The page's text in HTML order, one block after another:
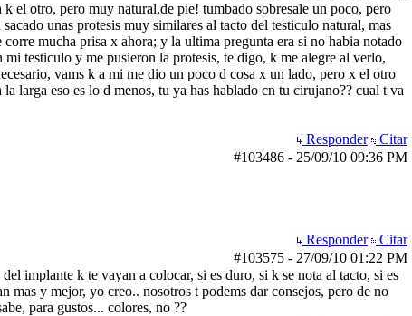
el otro, pero muy natural,de pie! tumbado sobresale un poco, pero
unas protesis muy similares al tacto del testiculo natural, mas
mucha prisa x ahora; y la ultima pregunta era si no habia notado
testiculo y me pusieron la protesis, te digo, k me alegre al verlo,
vams k a mi me dio un poco d cosa x un lado, pero x el otro
larga eso es lo d menos, tu ya has hablado cn tu cirujano?? cual t va
Responder
Citar
#103486 - 25/09/10 09:36 PM
Responder
Citar
#103575 - 27/09/10 01:22 PM
implante k te vayan a colocar, si es duro, si k se nota al tacto, si es
y mejor, yo creo.. nosotros t podems dar consejos, pero de no
para gustos... colores, no ??